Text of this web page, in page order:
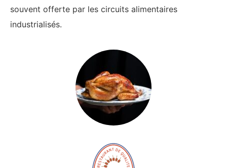
souvent offerte par les circuits alimentaires
industrialisés.